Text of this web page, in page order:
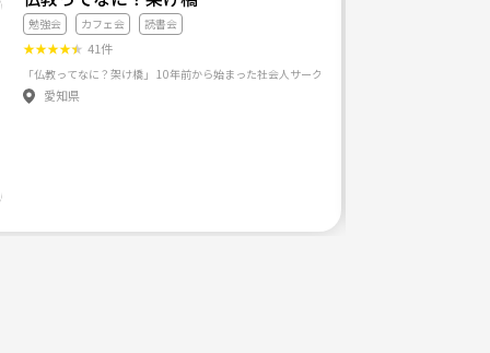
勉強会 カフェ会 読書会
★★★★★ 41件
愛知県